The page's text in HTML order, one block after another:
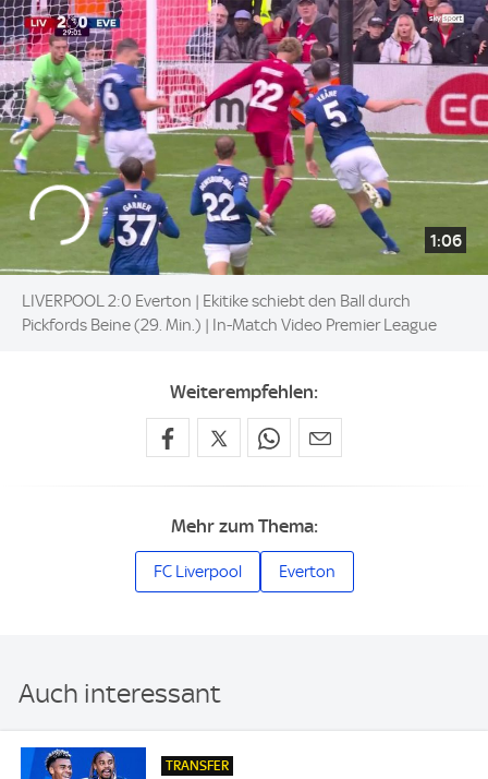
1:06
LIVERPOOL 2:0 Everton | Ekitike schiebt den Ball durch
Pickfords Beine (29. Min.) | In-Match Video Premier League
Weiterempfehlen:
Mehr zum Thema:
FC Liverpool Everton
Auch interessant
TRANSFER